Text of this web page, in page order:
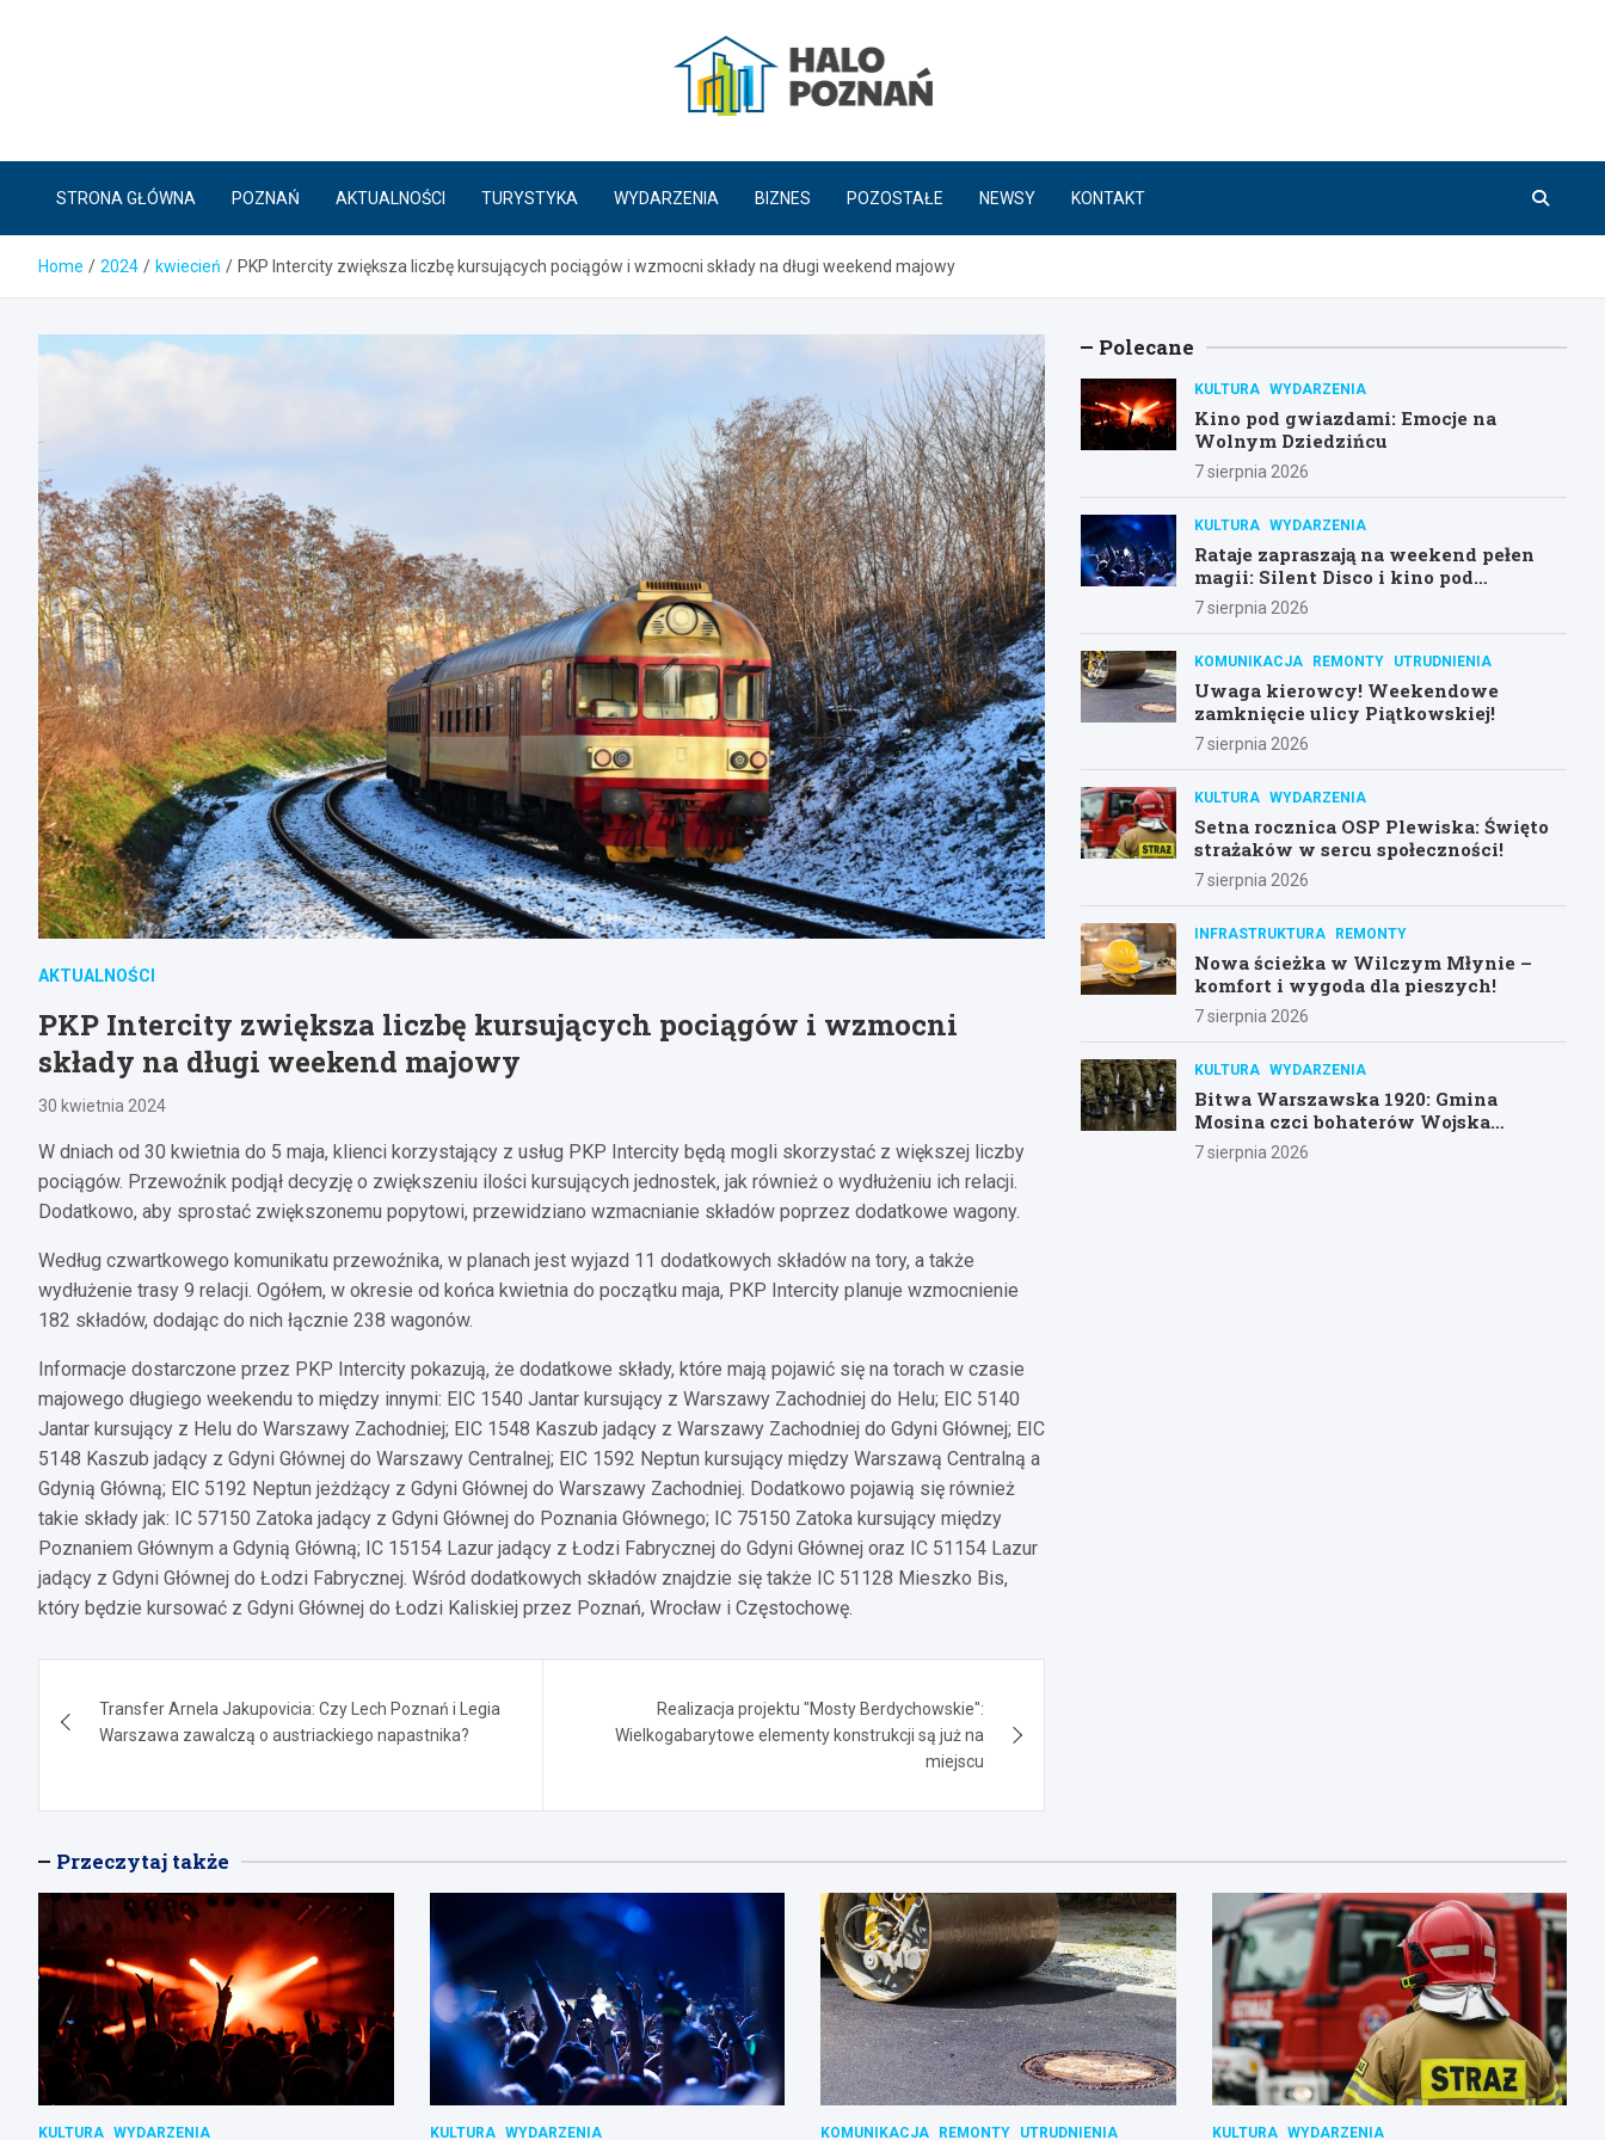
HaloPoznań.pl
STRONA GŁÓWNA POZNAŃ AKTUALNOŚCI TURYSTYKA WYDARZENIA BIZNES POZOSTAŁE NEWSY KONTAKT
Home 2024 kwiecień PKP Intercity zwiększa liczbę kursujących pociągów i wzmocni składy na długi weekend majowy
AKTUALNOŚCI
PKP Intercity zwiększa liczbę kursujących pociągów i wzmocni
składy na długi weekend majowy
30 kwietnia 2024
W dniach od 30 kwietnia do 5 maja, klienci korzystający z usług PKP Intercity będą mogli skorzystać z większej liczby
pociągów. Przewoźnik podjął decyzję o zwiększeniu ilości kursujących jednostek, jak również o wydłużeniu ich relacji.
Dodatkowo, aby sprostać zwiększonemu popytowi, przewidziano wzmacnianie składów poprzez dodatkowe wagony.
Według czwartkowego komunikatu przewoźnika, w planach jest wyjazd 11 dodatkowych składów na tory, a także
wydłużenie trasy 9 relacji. Ogółem, w okresie od końca kwietnia do początku maja, PKP Intercity planuje wzmocnienie
182 składów, dodając do nich łącznie 238 wagonów.
Informacje dostarczone przez PKP Intercity pokazują, że dodatkowe składy, które mają pojawić się na torach w czasie
majowego długiego weekendu to między innymi: EIC 1540 Jantar kursujący z Warszawy Zachodniej do Helu; EIC 5140
Jantar kursujący z Helu do Warszawy Zachodniej; EIC 1548 Kaszub jadący z Warszawy Zachodniej do Gdyni Głównej; EIC
5148 Kaszub jadący z Gdyni Głównej do Warszawy Centralnej; EIC 1592 Neptun kursujący między Warszawą Centralną a
Gdynią Główną; EIC 5192 Neptun jeżdżący z Gdyni Głównej do Warszawy Zachodniej. Dodatkowo pojawią się również
takie składy jak: IC 57150 Zatoka jadący z Gdyni Głównej do Poznania Głównego; IC 75150 Zatoka kursujący między
Poznaniem Głównym a Gdynią Główną; IC 15154 Lazur jadący z Łodzi Fabrycznej do Gdyni Głównej oraz IC 51154 Lazur
jadący z Gdyni Głównej do Łodzi Fabrycznej. Wśród dodatkowych składów znajdzie się także IC 51128 Mieszko Bis,
który będzie kursować z Gdyni Głównej do Łodzi Kaliskiej przez Poznań, Wrocław i Częstochowę.
wpisu
Transfer Arnela Jakupovicia: Czy Lech Poznań i Legia
Warszawa zawalczą o austriackiego napastnika?
Realizacja projektu "Mosty Berdychowskie":
Wielkogabarytowe elementy konstrukcji są już na
miejscu
Polecane
KULTURA WYDARZENIA
Kino pod gwiazdami: Emocje na
Wolnym Dziedzińcu
7 sierpnia 2026
KULTURA WYDARZENIA
Rataje zapraszają na weekend pełen
magii: Silent Disco i kino pod
gwiazdami!
7 sierpnia 2026
KOMUNIKACJA REMONTY UTRUDNIENIA
Uwaga kierowcy! Weekendowe
zamknięcie ulicy Piątkowskiej!
7 sierpnia 2026
KULTURA WYDARZENIA
Setna rocznica OSP Plewiska: Święto
strażaków w sercu społeczności!
7 sierpnia 2026
INFRASTRUKTURA REMONTY
Nowa ścieżka w Wilczym Młynie –
komfort i wygoda dla pieszych!
7 sierpnia 2026
KULTURA WYDARZENIA
Bitwa Warszawska 1920: Gmina
Mosina czci bohaterów Wojska
Polskiego
7 sierpnia 2026
Przeczytaj także
KULTURA WYDARZENIA KULTURA WYDARZENIA KOMUNIKACJA REMONTY UTRUDNIENIA KULTURA WYDARZENIA